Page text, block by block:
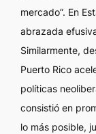
mercado”. En
abrazada
Similarmente,
Puerto Rico
políticas
consistió en
lo más posible,